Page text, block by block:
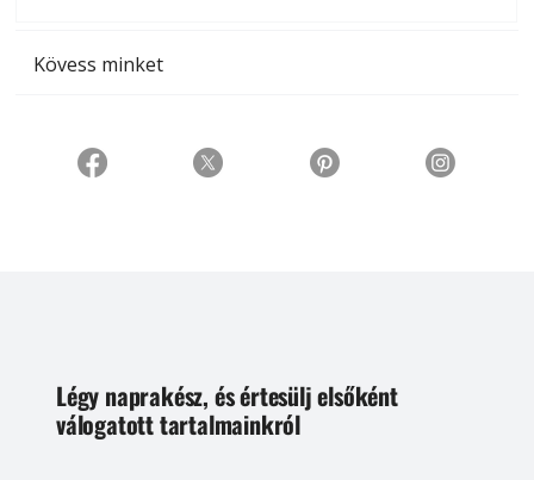
Kövess minket
Légy naprakész, és értesülj elsőként
válogatott tartalmainkról